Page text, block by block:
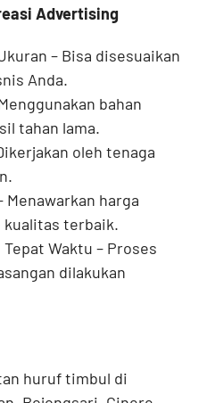
Advertising
– Bisa disesuaikan
Anda.
bahan
tahan lama.
oleh tenaga
Menawarkan harga
terbaik.
Waktu – Proses
dilakukan
huruf timbul di